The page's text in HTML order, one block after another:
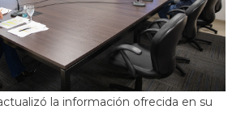
la información ofrecida en su